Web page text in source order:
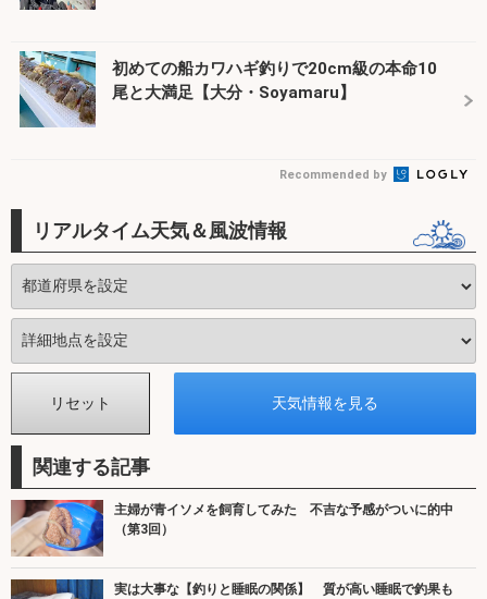
初めての船カワハギ釣りで20cm級の本命10
尾と大満足【大分・Soyamaru】
Recommended by
リアルタイム天気＆風波情報
関連する記事
主婦が青イソメを飼育してみた 不吉な予感がついに的中
（第3回）
実は大事な【釣りと睡眠の関係】 質が高い睡眠で釣果も